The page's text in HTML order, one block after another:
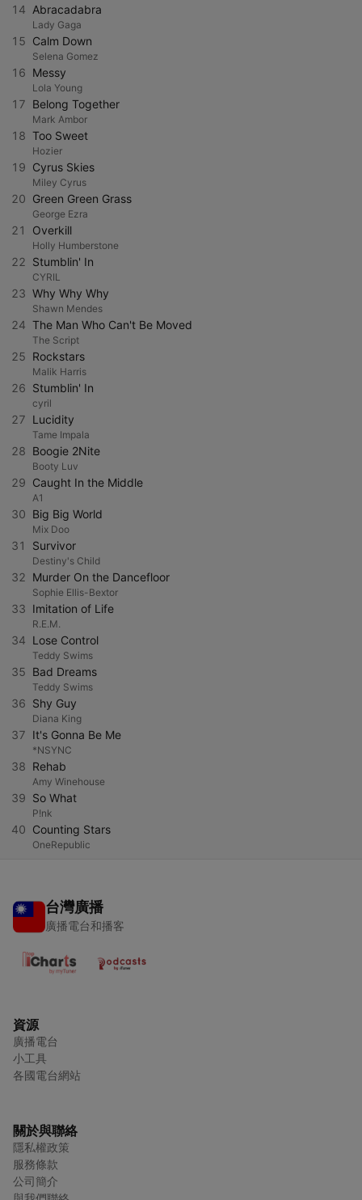
14 Abracadabra
Lady Gaga
15 Calm Down
Selena Gomez
16 Messy
Lola Young
17 Belong Together
Mark Ambor
18 Too Sweet
Hozier
19 Cyrus Skies
Miley Cyrus
20 Green Green Grass
George Ezra
21 Overkill
Holly Humberstone
22 Stumblin' In
CYRIL
23 Why Why Why
Shawn Mendes
24 The Man Who Can't Be Moved
The Script
25 Rockstars
Malik Harris
26 Stumblin' In
cyril
27 Lucidity
Tame Impala
28 Boogie 2Nite
Booty Luv
29 Caught In the Middle
A1
30 Big Big World
Mix Doo
31 Survivor
Destiny's Child
32 Murder On the Dancefloor
Sophie Ellis-Bextor
33 Imitation of Life
R.E.M.
34 Lose Control
Teddy Swims
35 Bad Dreams
Teddy Swims
36 Shy Guy
Diana King
37 It's Gonna Be Me
*NSYNC
38 Rehab
Amy Winehouse
39 So What
P!nk
40 Counting Stars
OneRepublic
台灣廣播
廣播電台和播客
資源
廣播電台
小工具
各國電台網站
關於與聯絡
隱私權政策
服務條款
公司簡介